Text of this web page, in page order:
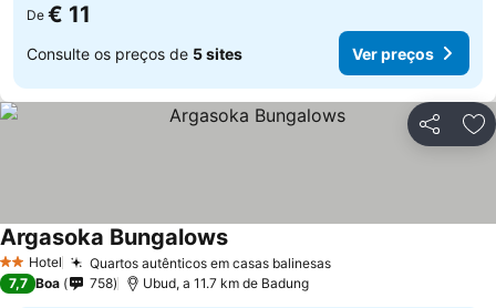
De € 11
Consulte os preços de 5 sites Ver preços
Partilhar
2 Estrelas
Hotel Quartos autênticos em casas balinesasVer preços
Argasoka BungalowsVer preços
7,7 Boa 758 Ubud, a 11.7 km de Badung